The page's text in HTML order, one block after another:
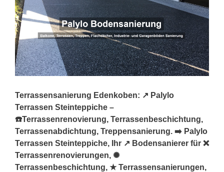
Terrassensanierung Edenkoben: ↗️ Palylo
Terrassen Steinteppiche –
☎️Terrassenrenovierung, Terrassenbeschichtung,
Terrassenabdichtung, Treppensanierung. ➡️ Palylo
Terrassen Steinteppiche, Ihr ↗️ Bodensanierer für ❌
Terrassenrenovierungen, ✺
Terrassenbeschichtung, ★ Terrassensanierungen,